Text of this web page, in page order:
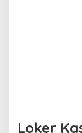
Loker